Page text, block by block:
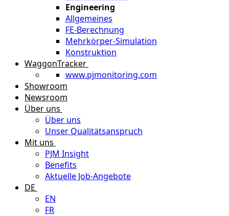
Engineering
Allgemeines
FE-Berechnung
Mehrkörper-Simulation
Konstruktion
WaggonTracker
www.pjmonitoring.com
Showroom
Newsroom
Über uns
Über uns
Unser Qualitätsanspruch
Mit uns
PJM Insight
Benefits
Aktuelle Job-Angebote
DE
EN
FR